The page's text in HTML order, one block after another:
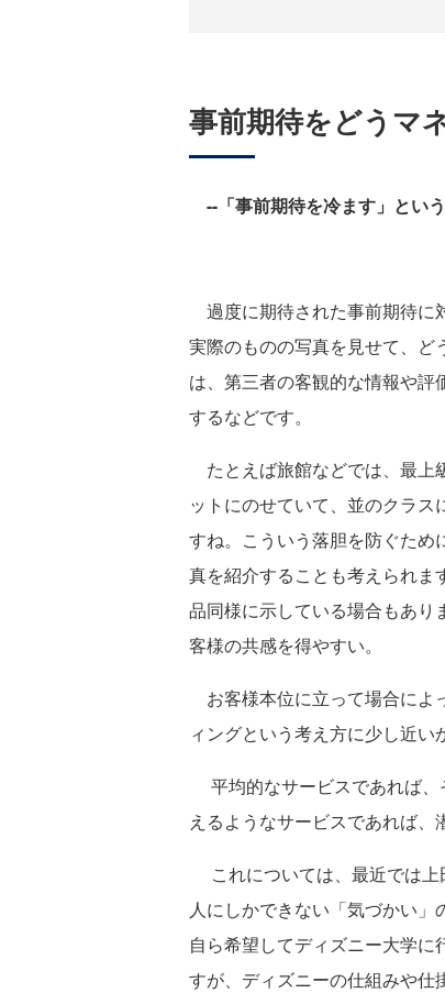
事前期待をどうマ
--「事前期待を冷ます」とい
過度に期待された事前期待に
実際のものの写真を見せて、ど
は、第三者の客観的な情報や
するなどです。
たとえば旅館などでは、最上
ットにのせていて、並のクラ
すね。こういう落胆を防ぐため
真を紹介することも考えられ
品同様に示している場合もあり
客様の共感を得やすい。
お客様本位に立って場合によ
ィングという考え方に少し近い
平均的なサービスであれば、
えるようなサービスであれば、
これについては、最近では上
人にしかできない「気づかい」
自ら希望してディズニー大学
すが、ディズニーの仕組みや仕